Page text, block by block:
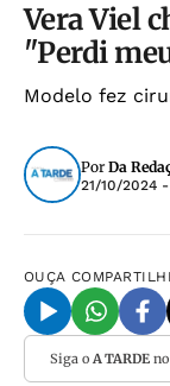
Vera Viel
"Perdi
Modelo fez
Por Da
21/10/2024 -
OUÇA
Siga o A TARDEno